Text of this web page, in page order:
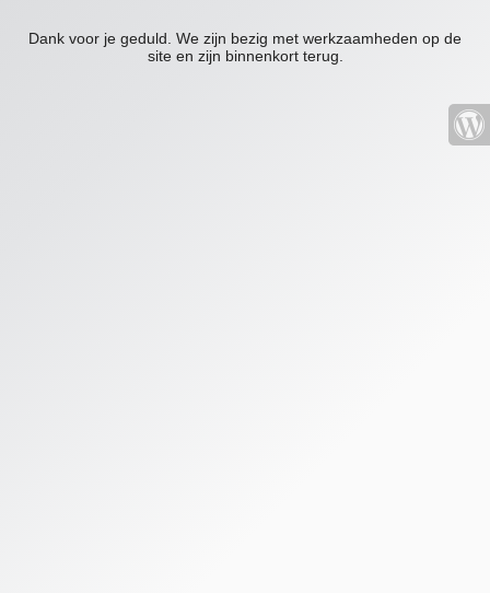
Dank voor je geduld. We zijn bezig met werkzaamheden op de
site en zijn binnenkort terug.